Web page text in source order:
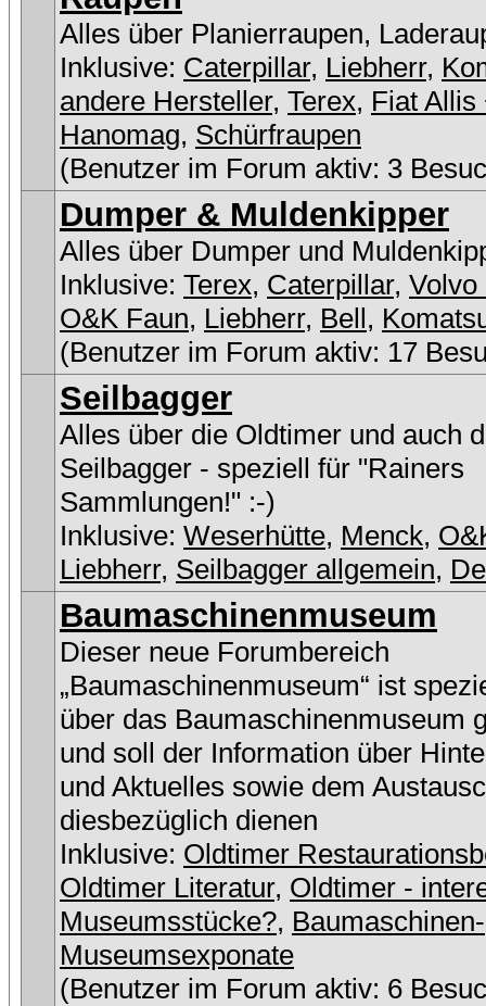
Alles über Planierraupen,
Inklusive: Caterpillar, Liebherr,
andere Hersteller, Terex, Fiat Allis
Hanomag, Schürfraupen
(Benutzer im Forum aktiv: 3
Dumper & Muldenkipper
Alles über Dumper und
Inklusive: Terex, Caterpillar, Volvo
O&K Faun, Liebherr, Bell,
(Benutzer im Forum aktiv: 17
Seilbagger
Alles über die Oldtimer und auch
Seilbagger - speziell für "Rainers
Sammlungen!" :-)
Inklusive: Weserhütte, Menck,
Liebherr, Seilbagger allgemein,
Baumaschinenmuseum
Dieser neue Forumbereich
„Baumaschinenmuseum“ ist
über das Baumaschinenmuseum
und soll der Information über
und Aktuelles sowie dem
diesbezüglich dienen
Inklusive: Oldtimer
Oldtimer Literatur, Oldtimer -
Museumsstücke?, Baumaschinen-
Museumsexponate
(Benutzer im Forum aktiv: 6